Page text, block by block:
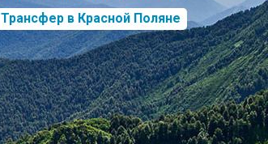
Трансфер в Красной Поляне